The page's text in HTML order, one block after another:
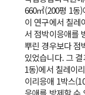
660㎡(200평 1동
이 연구에서 칠레
서 점박이응애를
뿌린 경우보다 점
있었습니다. 그
1동)에서 칠레이
이리응애 1박스